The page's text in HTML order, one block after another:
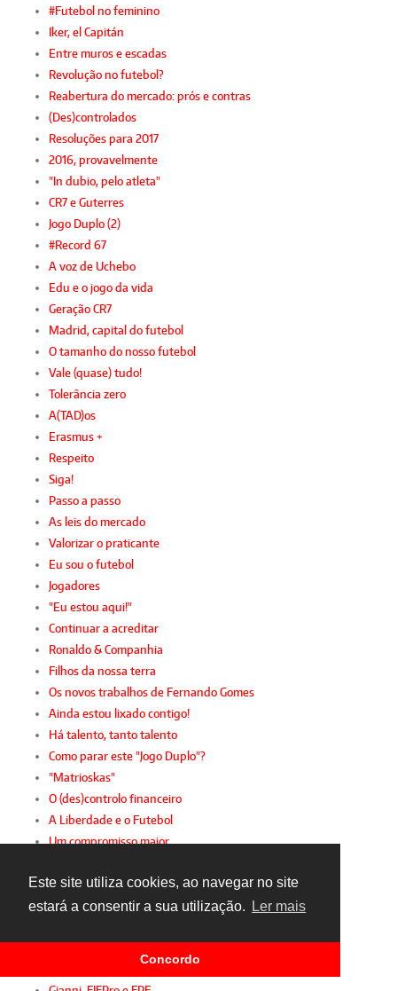
Este site utiliza cookies, ao navegar no site
estará a consentir a sua utilização.
Ler mais
Concordo
#Futebol no feminino
Iker, el Capitán
Entre muros e escadas
Revolução no futebol?
Reabertura do mercado: prós e contras
(Des)controlados
Resoluções para 2017
2016, provavelmente
"In dubio, pelo atleta"
CR7 e Guterres
Jogo Duplo (2)
#Record 67
A voz de Uchebo
Edu e o jogo da vida
Geração CR7
Madrid, capital do futebol
O tamanho do nosso futebol
Vale (quase) tudo!
Tolerância zero
A(TAD)os
Erasmus +
Respeito
Siga!
Passo a passo
As leis do mercado
Valorizar o praticante
Eu sou o futebol
Jogadores
"Eu estou aqui!"
Continuar a acreditar
Ronaldo & Companhia
Filhos da nossa terra
Os novos trabalhos de Fernando Gomes
Ainda estou lixado contigo!
Há talento, tanto talento
Como parar este "Jogo Duplo"?
"Matrioskas"
O (des)controlo financeiro
A Liberdade e o Futebol
Um compromisso maior
Futebol em português
Valoriza a tua carreira